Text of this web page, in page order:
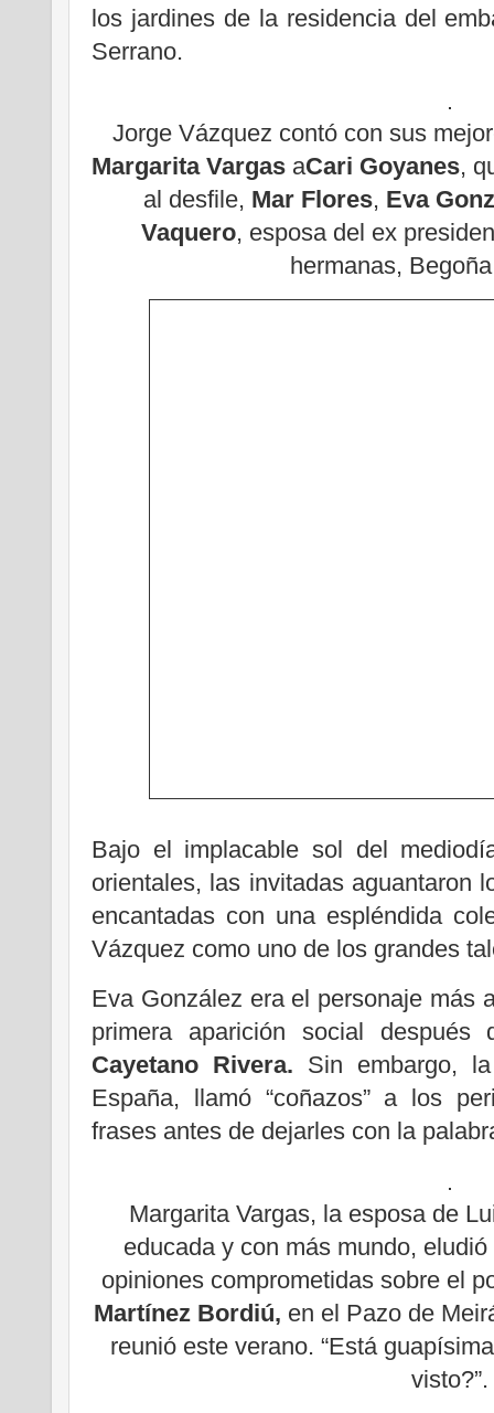
los jardines de la residencia del
Serrano.
Jorge Vázquez contó con sus
Margarita Vargas aCari Goyanes,
al desfile, Mar Flores, Eva
Vaquero, esposa del ex
hermanas,
Bajo el implacable sol del
orientales, las invitadas aguantaron
encantadas con una espléndida
Vázquez como uno de los grandes
Eva González era el personaje más
primera aparición social
Cayetano Rivera. Sin embargo,
España, llamó “coñazos” a los
frases antes de dejarles con la
Margarita Vargas, la esposa de
educada y con más mundo,
opiniones comprometidas sobre el
Martínez Bordiú, en el Pazo de
reunió este verano. “Está
visto?”.